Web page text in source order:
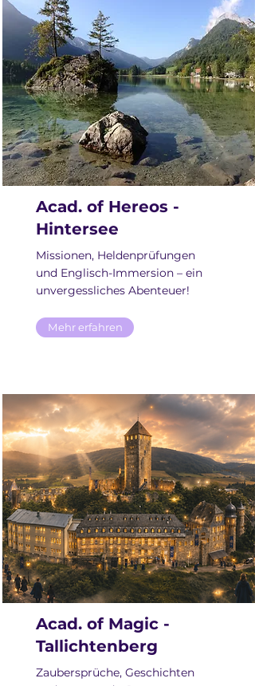
Acad. of Hereos -
Hintersee
Missionen, Heldenprüfungen
und Englisch-Immersion – ein
unvergessliches Abenteuer!
Mehr erfahren
Acad. of Magic -
Tallichtenberg
Zaubersprüche, Geschichten